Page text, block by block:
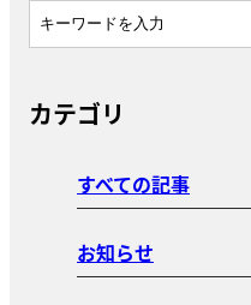
カテゴリ
すべての記事
お知らせ